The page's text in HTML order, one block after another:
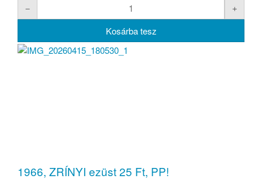
1966, ZRÍNYI ezüst 25 Ft, PP!